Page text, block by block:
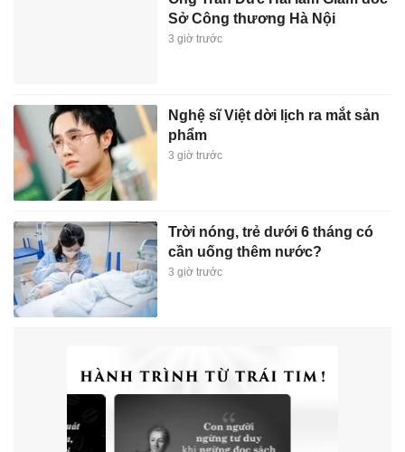
Sở Công thương Hà Nội
3 giờ trước
Nghệ sĩ Việt dời lịch ra mắt sản
phẩm
3 giờ trước
Trời nóng, trẻ dưới 6 tháng có
cần uống thêm nước?
3 giờ trước